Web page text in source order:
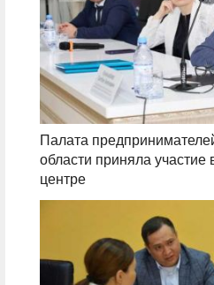
Палата
области приняла участие
центре